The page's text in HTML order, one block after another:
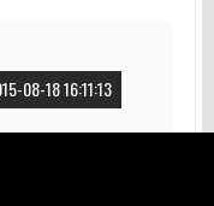
08-18 16:11:13